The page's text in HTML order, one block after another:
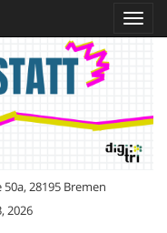
50a, 28195 Bremen
2026